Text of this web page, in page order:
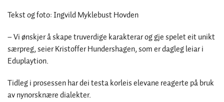
Tekst og foto: Ingvild Myklebust Hovden
– Vi ønskjer å skape truverdige karakterar og gje spelet eit unikt
særpreg, seier Kristoffer Hundershagen, som er dagleg leiar i
Eduplaytion.
Tidleg i prosessen har dei testa korleis elevane reagerte på bruk
av nynorsknære dialekter.